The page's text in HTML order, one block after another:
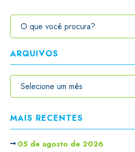
ARQUIVOS
MAIS RECENTES
05 de agosto de 2026